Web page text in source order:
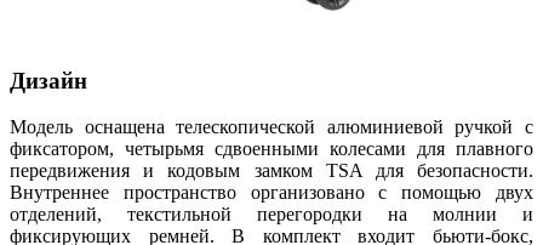
Дизайн
Модель оснащена телескопической алюминиевой ручкой с
фиксатором, четырьмя сдвоенными колесами для плавного
передвижения и кодовым замком TSA для безопасности.
Внутреннее пространство организовано с помощью двух
отделений, текстильной перегородки на молнии и
фиксирующих ремней. В комплект входит бьюти-бокс,